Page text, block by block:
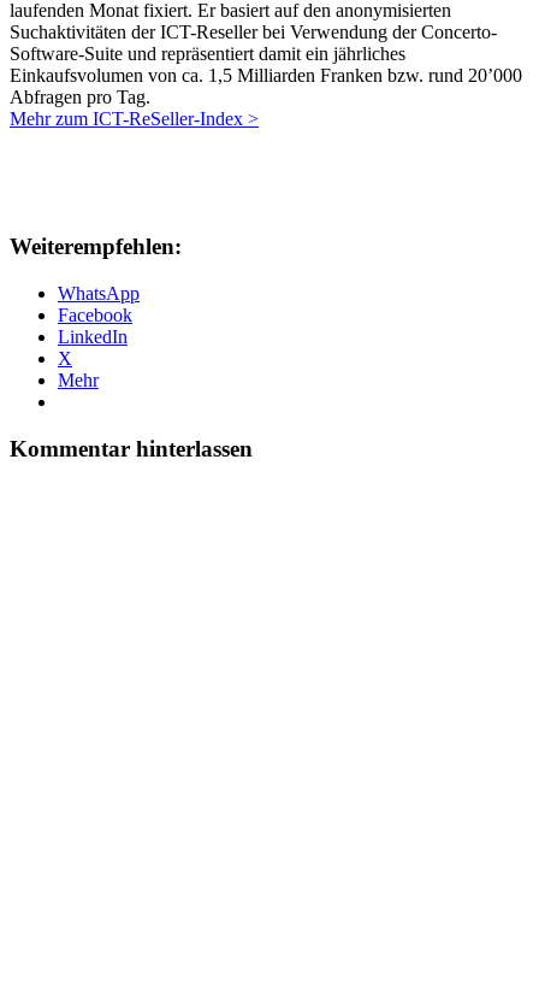
laufenden Monat fixiert. Er basiert auf den anonymisierten
Suchaktivitäten der ICT-Reseller bei Verwendung der Concerto-
Software-Suite und repräsentiert damit ein jährliches
Einkaufsvolumen von ca. 1,5 Milliarden Franken bzw. rund 20’000
Abfragen pro Tag.
Mehr zum ICT-ReSeller-Index >
Weiterempfehlen:
WhatsApp
Facebook
LinkedIn
X
Mehr
Kommentar hinterlassen